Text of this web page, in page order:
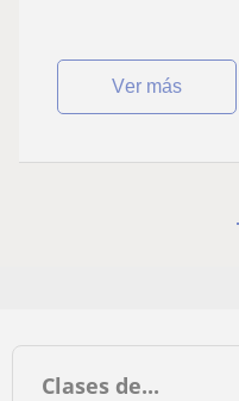
ver más
Clases de...